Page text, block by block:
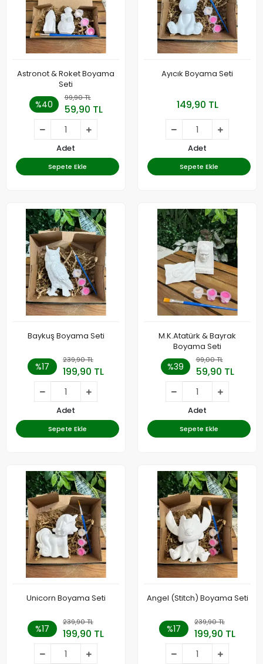
Astronot & Roket Boyama
Seti
%40
99,90 TL
59,90 TL
Adet
Sepete Ekle
Ayıcık Boyama Seti
149,90 TL
Adet
Sepete Ekle
Baykuş Boyama Seti
%17
239,90 TL
199,90 TL
Adet
Sepete Ekle
M.K.Atatürk & Bayrak
Boyama Seti
%39
99,00 TL
59,90 TL
Adet
Sepete Ekle
Unicorn Boyama Seti
%17
239,90 TL
199,90 TL
Angel (Stitch) Boyama Seti
%17
239,90 TL
199,90 TL